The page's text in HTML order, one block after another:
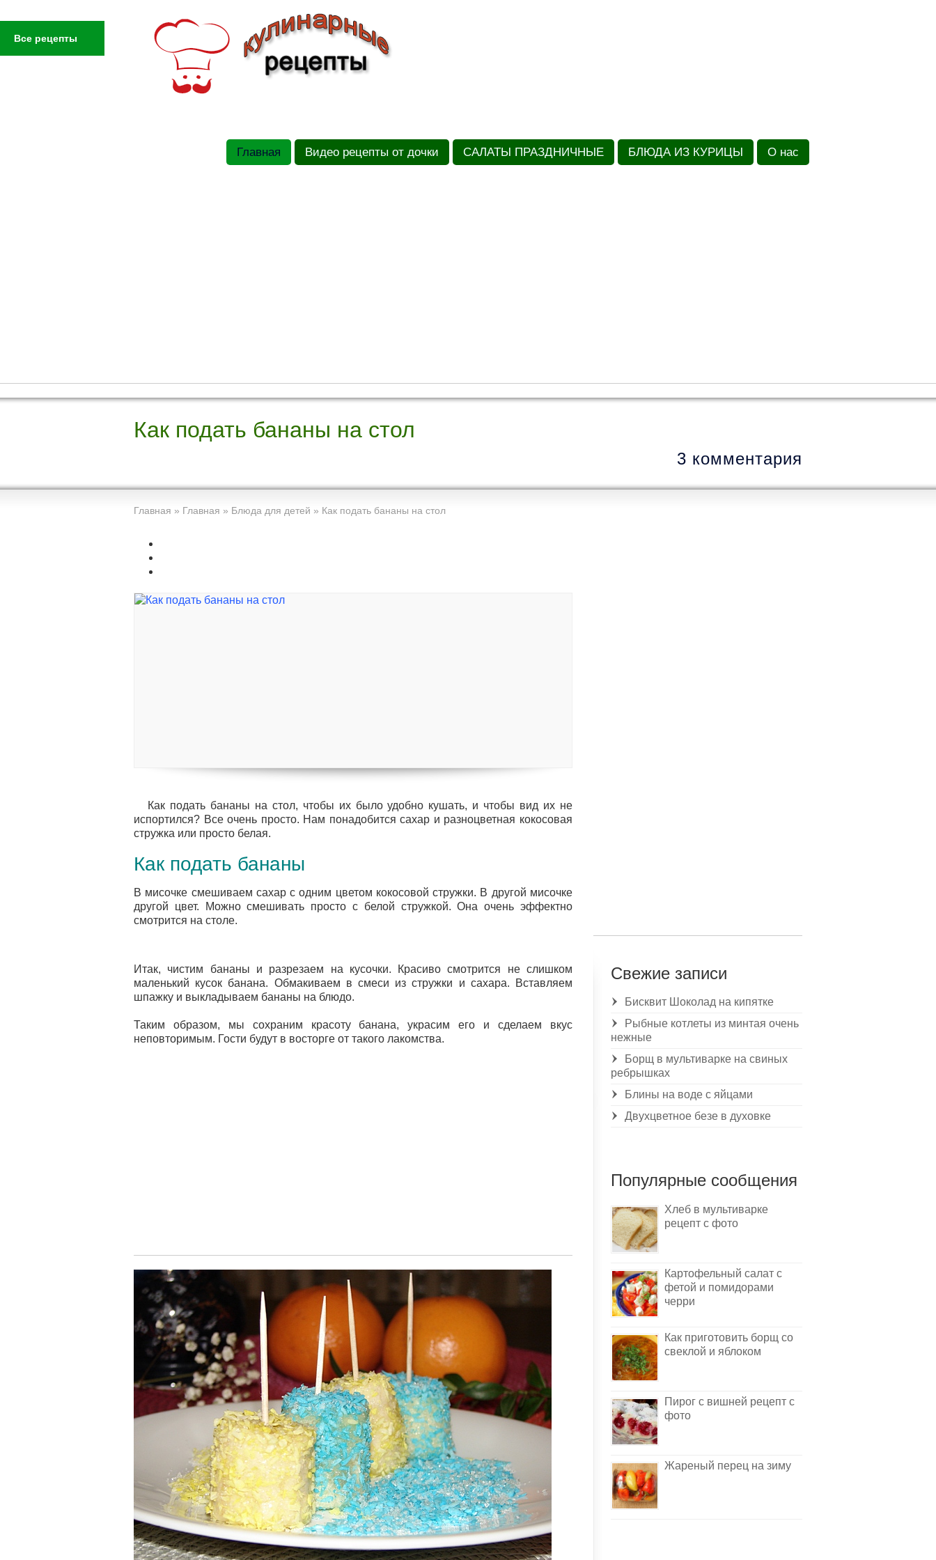
Все рецепты
Главная Видео рецепты от дочки САЛАТЫ ПРАЗДНИЧНЫЕ БЛЮДА ИЗ КУРИЦЫ О нас
Как подать бананы на стол
3 комментария
Главная » Главная » Блюда для детей » Как подать бананы на стол
Как подать бананы на стол, чтобы их было удобно кушать, и чтобы вид их не
испортился? Все очень просто. Нам понадобится сахар и разноцветная кокосовая
стружка или просто белая.
Как подать бананы
В мисочке смешиваем сахар с одним цветом кокосовой стружки. В другой мисочке
другой цвет. Можно смешивать просто с белой стружкой. Она очень эффектно
смотрится на столе.
Итак, чистим бананы и разрезаем на кусочки. Красиво смотрится не слишком
маленький кусок банана. Обмакиваем в смеси из стружки и сахара. Вставляем
шпажку и выкладываем бананы на блюдо.
Таким образом, мы сохраним красоту банана, украсим его и сделаем вкус
неповторимым. Гости будут в восторге от такого лакомства.
Свежие записи
Бисквит Шоколад на кипятке
Рыбные котлеты из минтая очень
нежные
Борщ в мультиварке на свиных
ребрышках
Блины на воде с яйцами
Двухцветное безе в духовке
Популярные сообщения
Хлеб в мультиварке
рецепт с фото
Картофельный салат с
фетой и помидорами
черри
Как приготовить борщ со
свеклой и яблоком
Пирог с вишней рецепт с
фото
Жареный перец на зиму